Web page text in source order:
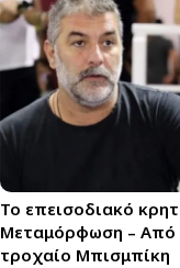
Το επεισοδιακό
Μεταμόρφωση – Από
τροχαίο Μπισμπίκη